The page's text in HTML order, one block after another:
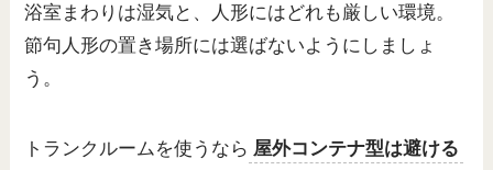
浴室まわりは湿気と、人形にはどれも厳しい環境。
節句人形の置き場所には選ばないようにしましょ
う。
トランクルームを使うなら 屋外コンテナ型は避ける